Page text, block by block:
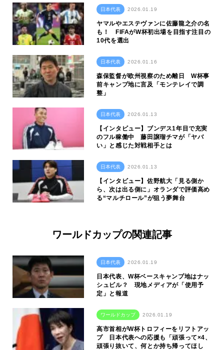
日本代表 2026.01.19
ヤマルやエステヴァンに佐藤龍之介の名
も！ FIFAがW杯初出場を目指す注目の
10代を選出
日本代表 2026.01.16
森保監督が欧州視察のため離日 W杯事
前キャンプ地に言及「モンテレイで調
整」
日本代表 2026.01.13
【インタビュー】ブンデス1年目で充実
のフル稼働中 藤田譲瑠チマが「ヤバ
い」と感じた対戦相手とは
日本代表 2026.01.13
【インタビュー】佐野航大「見る側か
ら、次は出る側に」オランダで評価高め
る“マルチロール”が狙う夢舞台
ワールドカップの関連記事
日本代表 2026.01.19
日本代表、W杯ベースキャンプ地はナッ
シュビル？ 現地メディアが「使用予
定」と報道
ワールドカップ 2026.01.19
高市首相がW杯トロフィーをリフトアッ
プ 日本代表への応援も「頑張って×4、
頑張り抜いて、何とか持ち帰ってほし